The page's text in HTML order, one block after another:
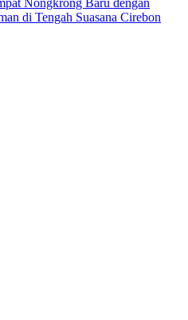
di Tengah Suasana Cirebon